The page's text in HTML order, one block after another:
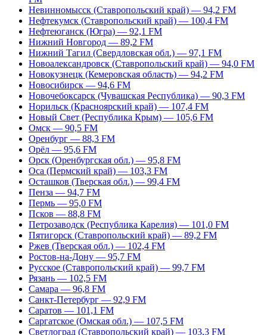
Невинномысск (Ставропольский край) — 94,2 FM
Нефтекумск (Ставропольский край) — 100,4 FM
Нефтеюганск (Югра) — 92,1 FM
Нижний Новгород — 89,2 FM
Нижний Тагил (Свердловская обл.) — 97,1 FM
Новоалександровск (Ставропольский край) — 94,0 FM
Новокузнецк (Кемеровская область) — 94,2 FM
Новосибирск — 94,6 FM
Новочебоксарск (Чувашская Республика) — 90,3 FM
Норильск (Красноярский край) — 107,4 FM
Новый Свет (Республика Крым) — 105,6 FM
Омск — 90,5 FM
Оренбург — 88,3 FM
Орёл — 95,6 FM
Орск (Оренбургская обл.) — 95,8 FM
Оса (Пермский край) — 103,3 FM
Осташков (Тверская обл.) — 99,4 FM
Пенза — 94,7 FM
Пермь — 95,0 FM
Псков — 88,8 FM
Петрозаводск (Республика Карелия) — 101,0 FM
Пятигорск (Ставропольский край) — 89,2 FM
Ржев (Тверская обл.) — 102,4 FM
Ростов-на-Дону — 95,7 FM
Русское (Ставропольский край) — 99,7 FM
Рязань — 102,5 FM
Самара — 96,8 FM
Санкт-Петербург — 92,9 FM
Саратов — 101,1 FM
Саргатское (Омская обл.) — 107,5 FM
Светлоград (Ставропольский край) — 103,3 FM